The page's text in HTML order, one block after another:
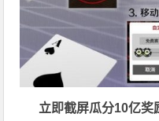
立即截屏瓜分10亿奖